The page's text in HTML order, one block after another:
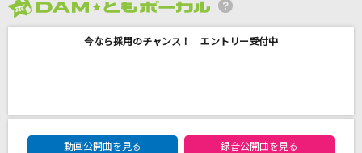
エルダーフラワー
今なら採用のチャンス！ エントリー受付中
DAM★ともボーカルエントリーランキング
動画公開曲を見る
録音公開曲を見る